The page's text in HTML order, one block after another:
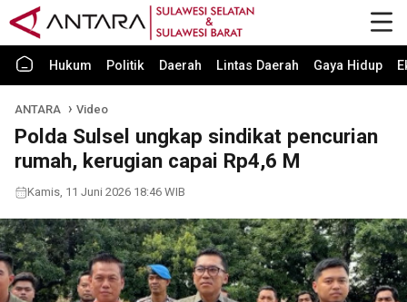
Hukum Politik Daerah Lintas Daerah Gaya Hidup
ANTARA Video
Polda Sulsel ungkap sindikat pencurian
rumah, kerugian capai Rp4,6 M
Kamis, 11 Juni 2026 18:46 WIB